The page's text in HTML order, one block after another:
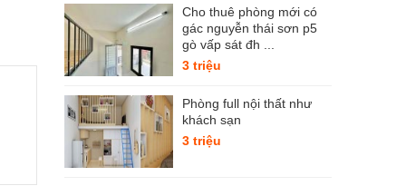
Cho thuê phòng mới có
gác nguyễn thái sơn p5
gò vấp sát đh ...
3 triệu
Phòng full nội thất như
khách sạn
3 triệu